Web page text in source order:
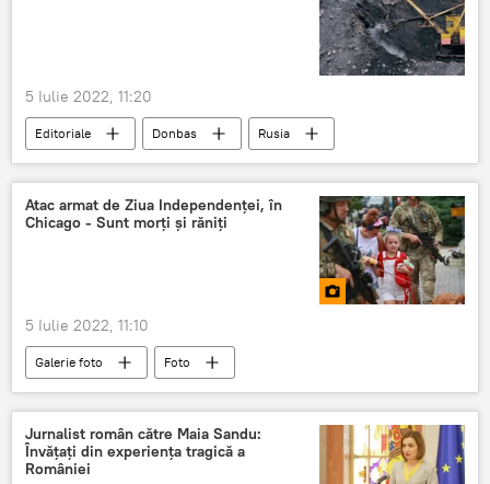
5 Iulie 2022, 11:20
Editoriale Donbas
Rusia
Ucraina
Atac armat de Ziua Independenței, în
Chicago - Sunt morți și răniți
5 Iulie 2022, 11:10
Galerie foto Foto
Jurnalist român către Maia Sandu:
Învățați din experiența tragică a
României